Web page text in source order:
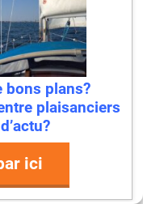
de vos données
du bateau.
le
pour les
bons plans?
plaisanciers
ici